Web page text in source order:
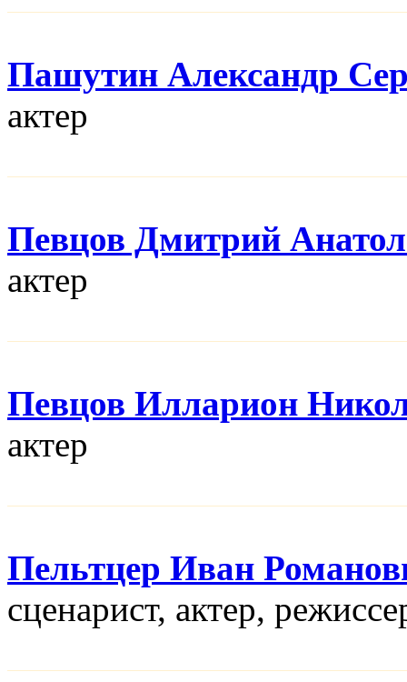
Пашутин Александр
актер
Певцов Дмитрий
актер
Певцов Илларион
актер
Пельтцер Иван
сценарист, актер,